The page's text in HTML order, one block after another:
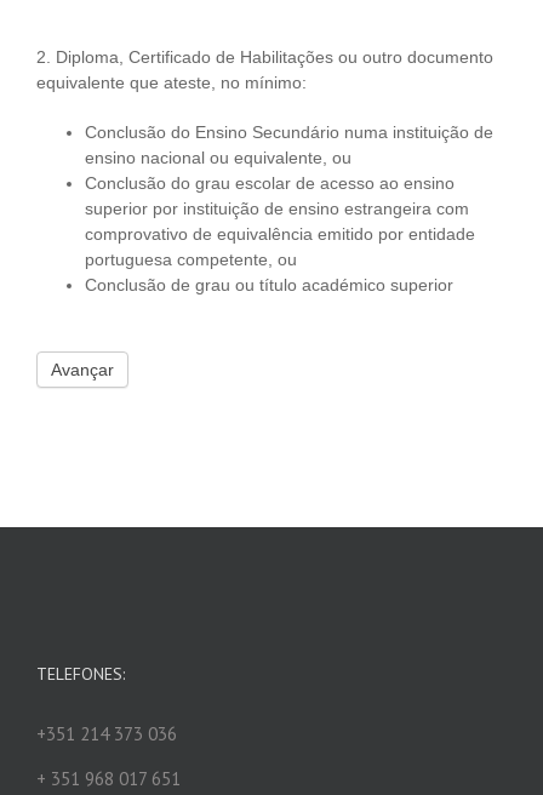
2. Diploma, Certificado de Habilitações ou outro documento
equivalente que ateste, no mínimo:
Conclusão do Ensino Secundário numa instituição de
ensino nacional ou equivalente, ou
Conclusão do grau escolar de acesso ao ensino
superior por instituição de ensino estrangeira com
comprovativo de equivalência emitido por entidade
portuguesa competente, ou
Conclusão de grau ou título académico superior
Avançar
TELEFONES:
+351 214 373 036
+ 351 968 017 651